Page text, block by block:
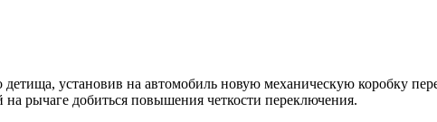
установив на автомобиль новую механическую коробку
рычаге добиться повышения четкости переключения.